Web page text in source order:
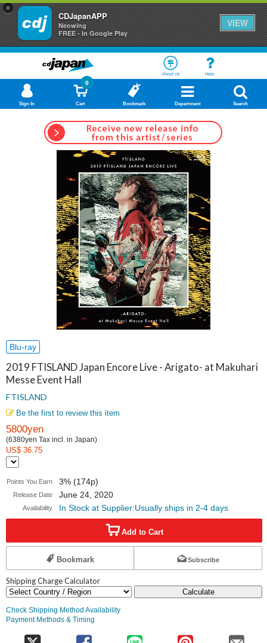
×
CDJapanAPP
Neowing
FREE - In Google Play
VIEW
About Us Help
Sign In Cart
0
Bookmark Department Search
Blu-ray
2019 FTISLAND Japan Encore Live - Arigato- at Makuhari
Messe Event Hall
FTISLAND
Be the first to review this item
5800yen
(6380yen Tax incl. in Japan)
US$ 36.75
Points You Earn 3% (174p)
Release Date June 24, 2020
Availability In Stock at Supplier:Usually ships in 2-4 days
Add to Cart
Bookmark Subscribe
Shipping Charge Calculator
Calculate
Check Shipping Method Availability
Payment Methods & Timing